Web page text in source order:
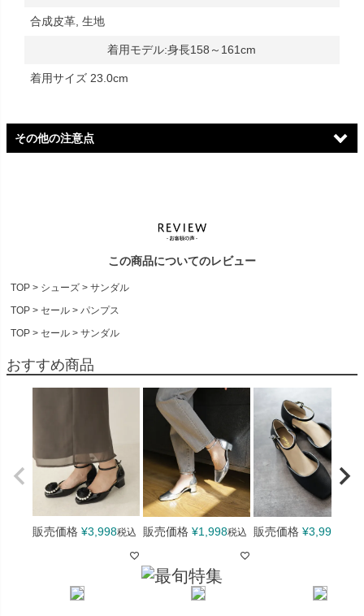
合成皮革, 生地
着用モデル:身長158～161cm
着用サイズ 23.0cm
その他の注意点
ネーム（インソール・タグ・靴箱等）に新旧ロゴが混在する場合
換は承りかねます。なお、商品の品質・履き心地・仕様に違いは
ございませんので、安心してお買い求めくださいませ。
計測サイズについて
当店のサイズ表記は製造過程において弊社基準での計測を各メー
計測基準が異なり誤差が生じる場合がございます。お手元の商品
で計測された情報と弊社記載の情報は異なる場合が多くございま
すがこちらを理由にご返品ご交換をお受けいたしかねますことを
予めご了承願います。
商品の汚れ・キズなどについて
ざいます。汚れやキズの程度に関しましては弊社基準にて不良品
かどうかの判断をさせていただいております。スエード調素材な
どの生地素材に関してはかかとやつま先部分にアタリ(生地がこす
れたように多少白くなる現象)がみられる場合がございます。また
この商品についてのレビュー
TOP シューズ
サンダル
TOP
セール
パンプス
TOP
セール サンダル
おすすめ商品
販売価格 ¥3,998税込 販売価格 ¥1,998税込 販売価格 ¥3,998